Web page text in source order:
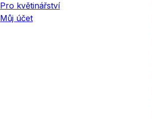
Pro květinářství
Můj účet